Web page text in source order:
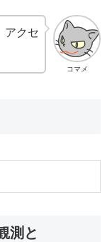
コマメ
アクセ
測と